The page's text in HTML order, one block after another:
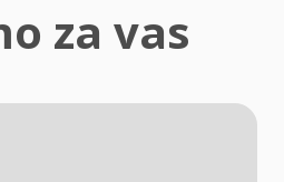
za vas